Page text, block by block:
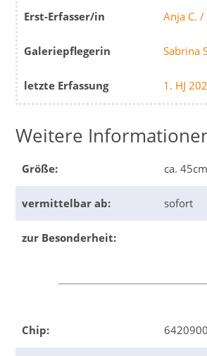
Erst-Erfasser/in Anja C. /
Galeriepflegerin Sabrina
letzte Erfassung 1. HJ
Weitere
Größe: ca. 45cm
vermittelbar ab: sofort
zur Besonderheit:
Chip: